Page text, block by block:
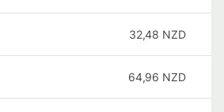
32,48 NZD
64,96 NZD